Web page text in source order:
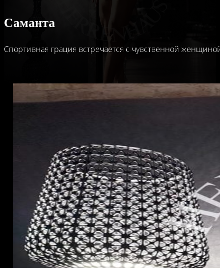
Саманта
Спортивная грация встречается с чувственной